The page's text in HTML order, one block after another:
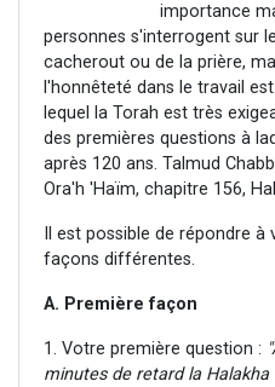
importance
personnes s'interrogent sur
cacherout ou de la prière,
l'honnêteté dans le travail
lequel la Torah est très
des premières questions à
après 120 ans. Talmud
Ora'h 'Haïm, chapitre 156,
Il est possible de répondre à
façons différentes.
A. Première façon
1. Votre première question :
minutes de retard la